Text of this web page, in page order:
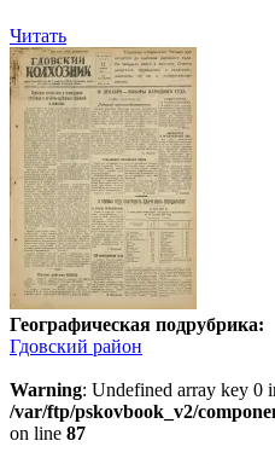
Читать
Географическая подрубрика:
Гдовский район
Warning: Undefined array key 0
/var/ftp/pskovbook_v2/
on line 87